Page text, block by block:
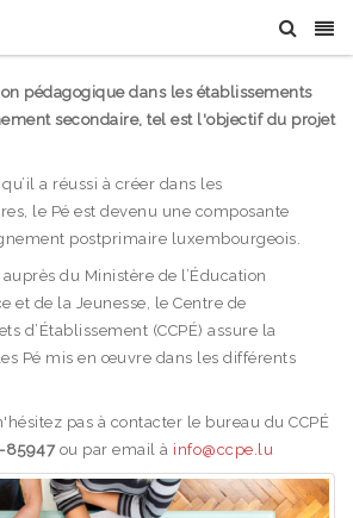
pédagogique dans les établissements
secondaire, tel est l'objectif du projet
a réussi à créer dans les
le Pé est devenu une composante
postprimaire luxembourgeois.
du Ministère de l’Éducation
et de la Jeunesse, le Centre de
d’Établissement (CCPÉ) assure la
Pé mis en œuvre dans les différents
pas à contacter le bureau du CCPÉ
85947ou par email à info@ccpe.lu